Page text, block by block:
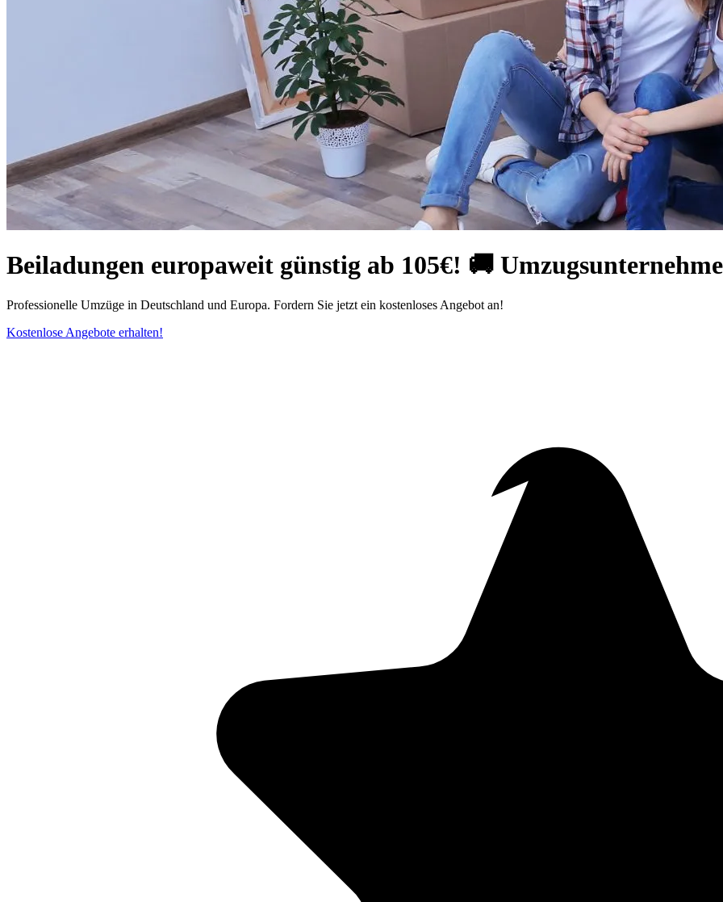
Beiladungen europaweit günstig ab 105€! 🚚
Professionelle Umzüge in Deutschland und Europa. Fordern Sie jetzt ein kostenloses Angebot an!
Kostenlose Angebote erhalten!